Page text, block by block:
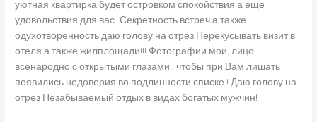
уютная квартирка будет островком спокойствия а еще
удовольствия для вас. Секретность встреч а также
одухотворенность даю голову на отрез Перекусывать визит в
отеля а также жилплощади!!! Фотографии мои, лицо
всенародно с открытыми глазами , чтобы при Вам лишать
появились недоверия во подлинности списке ! Даю голову на
отрез Незабываемый отдых в видах богатых мужчин!